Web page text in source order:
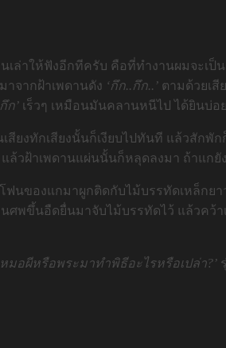
เล่าให้ฟังอีกทีครับ คือที่ทำงานผมจะ
าจากฝ้าเพดานดัง ‘กึก..กึก..’ ตามด้วยเสี
ก’ เร็วๆ เหมือนมันคลานหนีไป ได้ยินบ่อ
สียงทักเสียงนั้นก็เงียบไปทันที แล้วสักพั
ล้วฝ้าเพดานแผ่นนั้นก็หลุดลงมา ถ้าแก
นของแกมาผูกติดกับไม้บรรทัดเหล็กย
พขึ้นอืดยื่นมาจับไม้บรรทัดไว้ แล้วคว้า
มอผีหรือพระมาทำพิธีอะไรหรือเปล่า?’